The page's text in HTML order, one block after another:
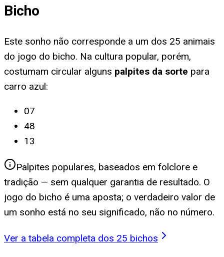
Bicho
Este sonho não corresponde a um dos 25 animais
do jogo do bicho. Na cultura popular, porém,
costumam circular alguns palpites da sorte para
carro azul:
07
48
13
Palpites populares, baseados em folclore e
tradição — sem qualquer garantia de resultado. O
jogo do bicho é uma aposta; o verdadeiro valor de
um sonho está no seu significado, não no número.
Ver a tabela completa dos 25 bichos